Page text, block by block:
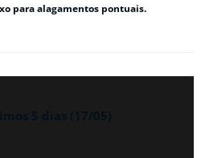
para alagamentos pontuais.